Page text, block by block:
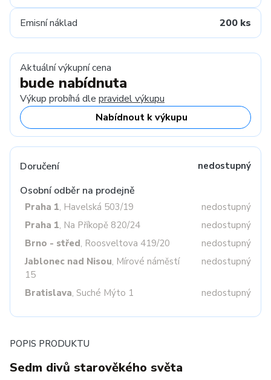
Emisní náklad 200 ks
Aktuální výkupní cena
bude nabídnuta
Výkup probíhá dle pravidel výkupu
Nabídnout k výkupu
Doručení nedostupný
Osobní odběr na prodejně
Praha 1, Havelská 503/19
nedostupný
Praha 1, Na Příkopě 820/24
nedostupný
Brno - střed, Roosveltova 419/20
nedostupný
Jablonec nad Nisou, Mírové náměstí
15
nedostupný
Bratislava, Suché Mýto 1 nedostupný
POPIS PRODUKTU
Sedm divů starověkého světa